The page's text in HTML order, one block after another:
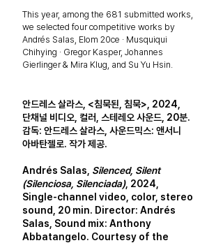
This year, among the 681 submitted works,
we selected four competitive works by
Andrés Salas, Elom 20ce · Musquiqui
Chihying · Gregor Kasper, Johannes
Gierlinger & Mira Klug, and Su Yu Hsin.
안드레스 살라스, <침묵된, 침묵>, 2024,
단채널 비디오, 컬러, 스테레오 사운드, 20분.
감독: 안드레스 살라스, 사운드믹스: 앤서니
아바탄젤로. 작가 제공.
Andrés Salas, Silenced, Silent
(Silenciosa, Silenciada), 2024,
Single-channel video, color, stereo
sound, 20 min. Director: Andrés
Salas, Sound mix: Anthony
Abbatangelo. Courtesy of the